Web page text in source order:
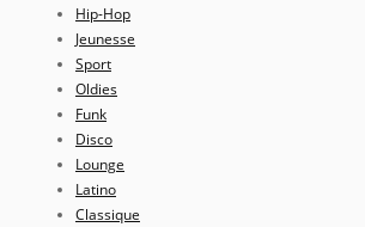
Hip-Hop
Jeunesse
Sport
Oldies
Funk
Disco
Lounge
Latino
Classique